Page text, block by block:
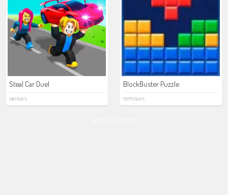
Steal Car Duel
2461 PLAYS
BlockBuster Puzzle
70775 PLAYS